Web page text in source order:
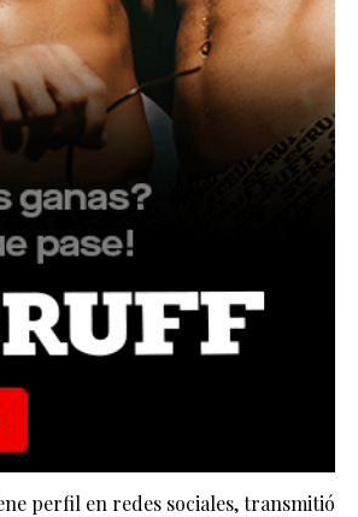
perfil en redes sociales, transmitió